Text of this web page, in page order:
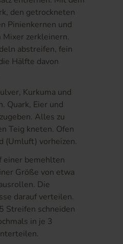
den getrockneten
Pinienkernen und
Mixer zerkleinern.
abstreifen, fein
Hälfte davon
Kurkuma und
Quark, Eier und
Alles zu
Teig kneten. Ofen
(Umluft) vorheizen.
einer bemehlten
Größe von etwa
Die
darauf verteilen.
Streifen schneiden
in je 3